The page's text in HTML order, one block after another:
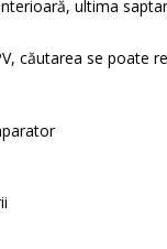
ultima
căutarea se poate